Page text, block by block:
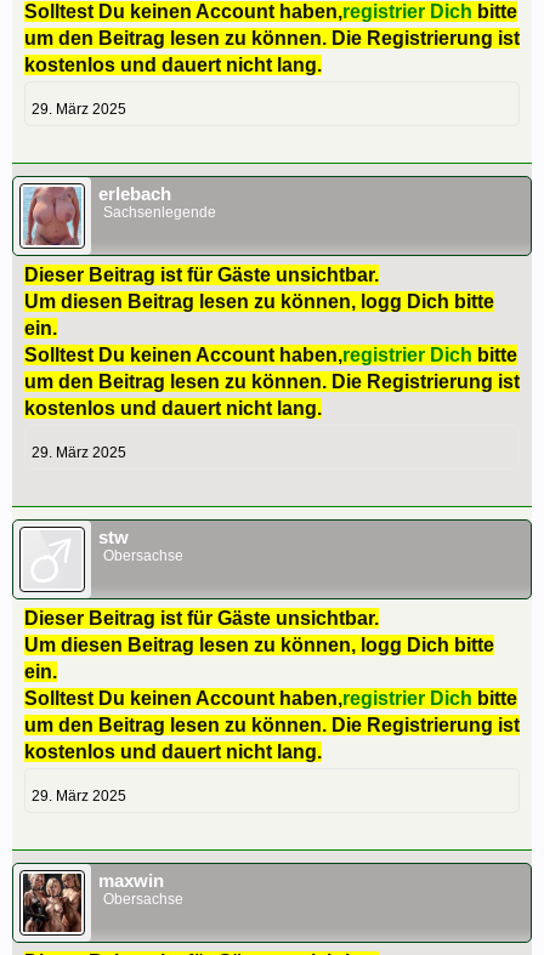
Solltest Du keinen Account haben,registrier Dich bitte
um den Beitrag lesen zu können. Die Registrierung ist
kostenlos und dauert nicht lang.
29. März 2025
erlebach
Sachsenlegende
Dieser Beitrag ist für Gäste unsichtbar.
Um diesen Beitrag lesen zu können, logg Dich bitte
ein.
Solltest Du keinen Account haben,registrier Dich bitte
um den Beitrag lesen zu können. Die Registrierung ist
kostenlos und dauert nicht lang.
29. März 2025
stw
Obersachse
Dieser Beitrag ist für Gäste unsichtbar.
Um diesen Beitrag lesen zu können, logg Dich bitte
ein.
Solltest Du keinen Account haben,registrier Dich bitte
um den Beitrag lesen zu können. Die Registrierung ist
kostenlos und dauert nicht lang.
29. März 2025
maxwin
Obersachse